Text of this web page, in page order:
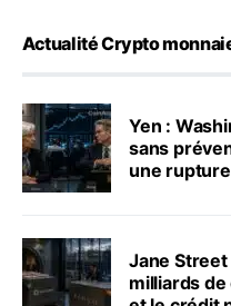
Actualité Crypto
Yen :
sans
une rupture
Jane
milliards